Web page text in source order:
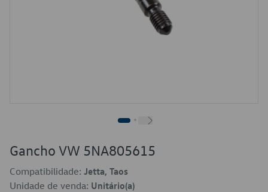
Gancho VW 5NA805615
Compatibilidade: Jetta, Taos
Unidade de venda: Unitário(a)